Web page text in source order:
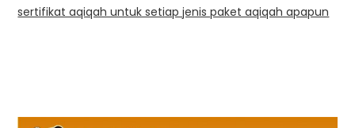
sertifikat aqiqah untuk setiap jenis paket aqiqah apapun